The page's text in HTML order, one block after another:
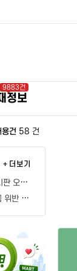
정보
9883건
건 58 건
+ 더보기
안내
가이드